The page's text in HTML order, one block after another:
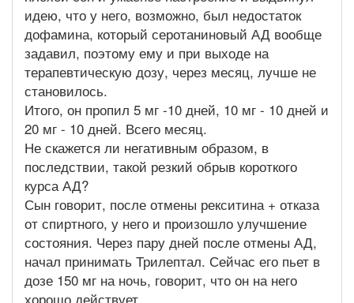
идею, что у него, возможно, был недостаток
дофамина, который серотаниновый АД вообще
задавил, поэтому ему и при выходе на
терапевтическую дозу, через месяц, лучше не
становилось.
Итого, он пропил 5 мг -10 дней, 10 мг - 10 дней и
20 мг - 10 дней. Всего месяц.
Не скажется ли негативным образом, в
последствии, такой резкий обрыв короткого
курса АД?
Сын говорит, после отмены рекситина + отказа
от спиртного, у него и произошло улучшение
состояния. Через пару дней после отмены АД,
начал принимать Трилептал. Сейчас его пьет в
дозе 150 мг на ночь, говорит, что он на него
хорошо действует.